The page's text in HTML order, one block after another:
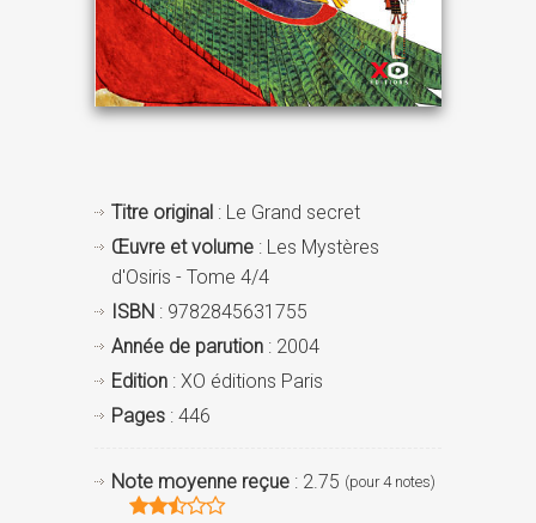
Titre original : Le Grand secret
Œuvre et volume : Les Mystères
d'Osiris - Tome 4/4
ISBN : 9782845631755
Année de parution : 2004
Edition : XO éditions Paris
Pages : 446
Note moyenne reçue : 2.75 (pour 4 notes)